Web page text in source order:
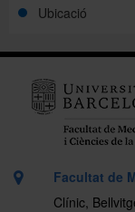
Ubicació
Facultat de
Clínic,